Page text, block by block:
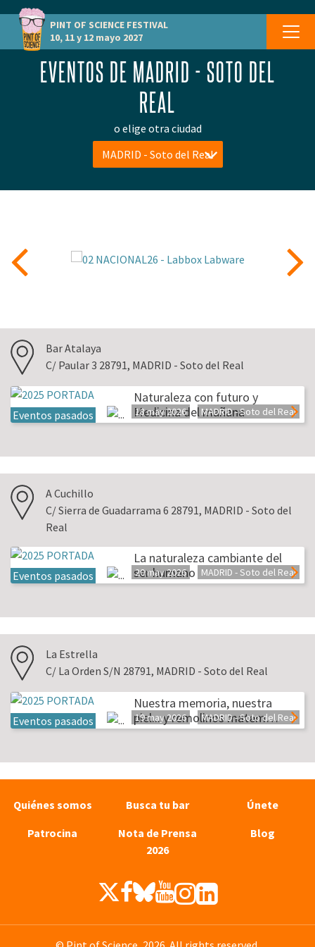
PINT OF SCIENCE FESTIVAL
10, 11 y 12 mayo 2027
EVENTOS DE MADRID - SOTO DEL
REAL
o elige otra ciudad
MADRID - Soto del Real
Bar Atalaya
C/ Paular 3 28791, MADRID - Soto del Real
Eventos pasados
Naturaleza con futuro y
Medicina del mañana
18 may 2026 MADRID - Soto del Real
A Cuchillo
C/ Sierra de Guadarrama 6 28791, MADRID - Soto del
Real
Eventos pasados
La naturaleza cambiante del
ser humano
20 may 2026 MADRID - Soto del Real
La Estrella
C/ La Orden S/N 28791, MADRID - Soto del Real
Eventos pasados
Nuestra memoria, nuestra
piel....y remolinos matem…
19 may 2026 MADRID - Soto del Real
Quiénes somos Busca tu bar
Únete
Patrocina
Nota de Prensa
2026
Blog